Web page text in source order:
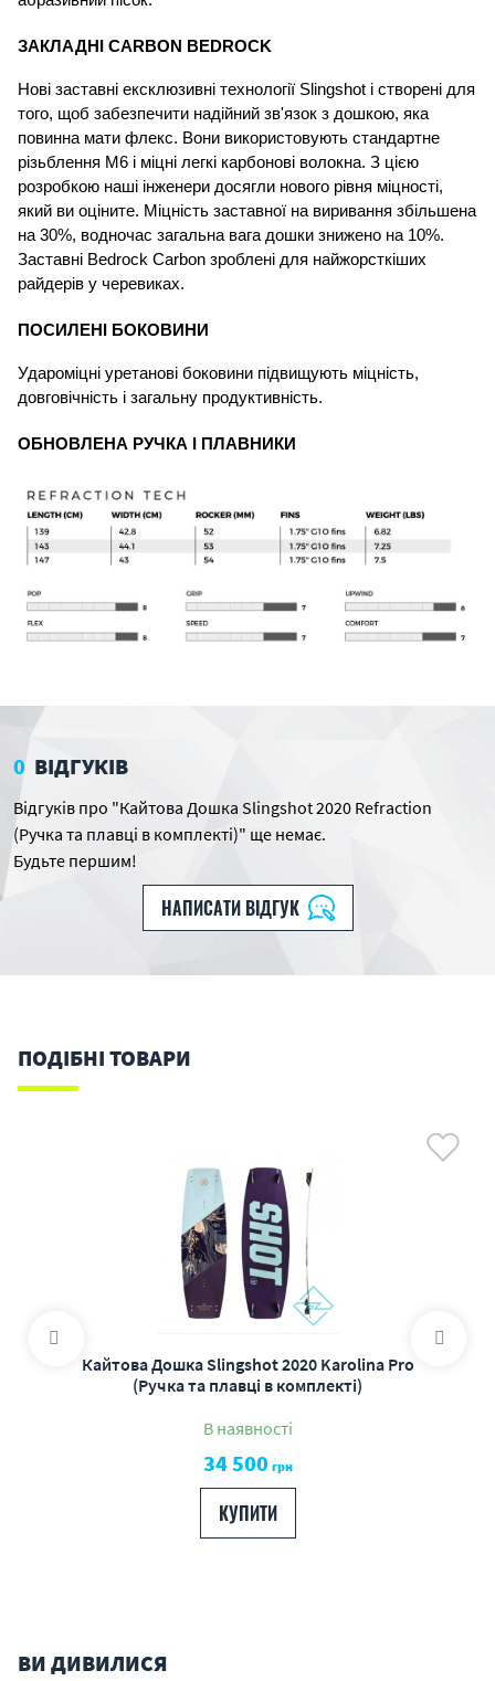
ЗАКЛАДНІ CARBON BEDROCK
Нові заставні ексклюзивні технології Slingshot і створені для
того, щоб забезпечити надійний зв'язок з дошкою, яка
повинна мати флекс. Вони використовують стандартне
різьблення М6 і міцні легкі карбонові волокна. З цією
розробкою наші інженери досягли нового рівня міцності,
який ви оціните. Міцність заставної на виривання збільшена
на 30%, водночас загальна вага дошки знижено на 10%.
Заставні Bedrock Carbon зроблені для найжорсткіших
райдерів у черевиках.
ПОСИЛЕНІ БОКОВИНИ
Удароміцні уретанові боковини підвищують міцність,
довговічність і загальну продуктивність.
ОБНОВЛЕНА РУЧКА І ПЛАВНИКИ
0 ВІДГУКІВ
Відгуків про "Кайтова Дошка Slingshot 2020 Refraction
(Ручка та плавці в комплекті)" ще немає.
Будьте першим!
НАПИСАТИ ВІДГУК
ПОДІБНІ ТОВАРИ
Кайтова Дошка Slingshot 2020 Karolina Pro
(Ручка та плавці в комплекті)
В наявності
34 500грн
КУПИТИ
ВИ ДИВИЛИСЯ